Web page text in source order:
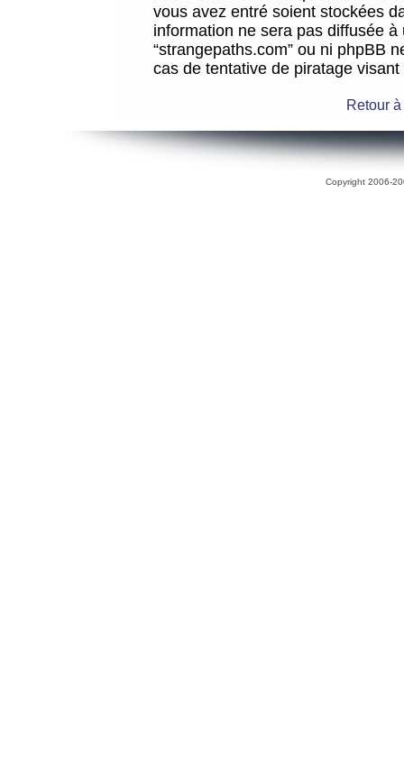
vous avez entré soient stockées
information ne sera pas diffusée
“strangepaths.com” ou ni phpBB
cas de tentative de piratage
Retour
Copyright 2006-